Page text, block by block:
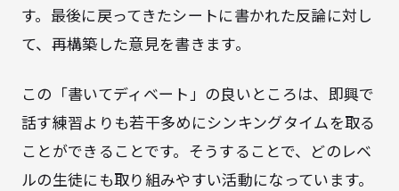
す。最後に戻ってきたシートに書かれた反論に対し
て、再構築した意見を書きます。
この「書いてディベート」の良いところは、即興で
話す練習よりも若干多めにシンキングタイムを取る
ことができることです。そうすることで、どのレベ
ルの生徒にも取り組みやすい活動になっています。